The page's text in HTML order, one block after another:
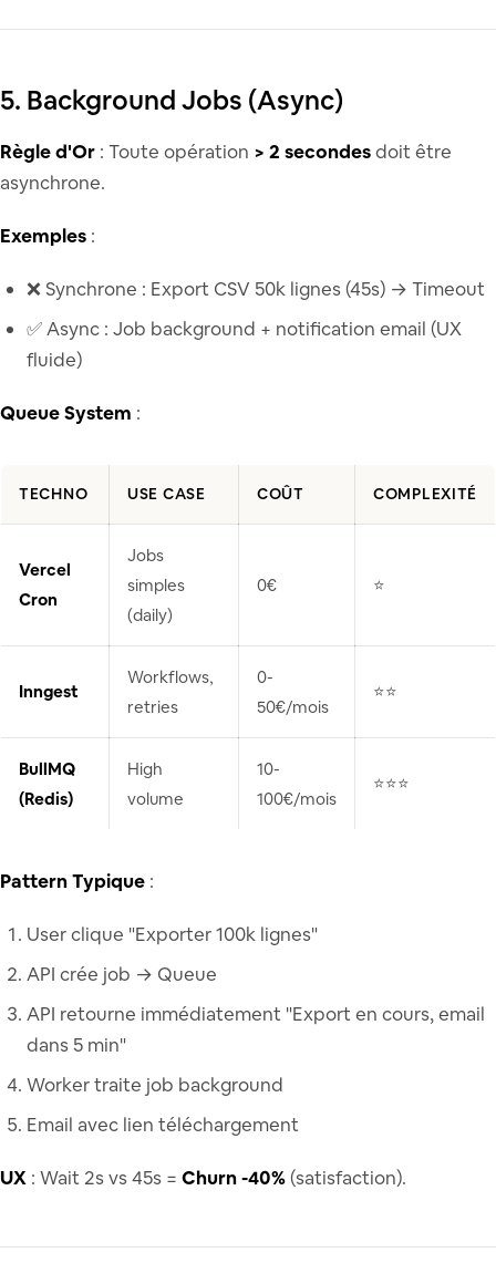
5. Background Jobs (Async)
Règle d'Or : Toute opération > 2 secondesdoit être
asynchrone.
Exemples :
❌ Synchrone : Export CSV 50k lignes (45s) → Timeout
✅ Async : Job background + notification email (UX
fluide)
Queue System :
TECHNO USE CASE COÛT COMPLEXITÉ
Vercel
Cron
Jobs
simples
(daily)
0€ ⭐
Inngest
Workflows,
retries
0-
50€/mois
⭐⭐
BullMQ
(Redis)
High
volume
10-
100€/mois
⭐⭐⭐
Pattern Typique :
User clique "Exporter 100k lignes"
API crée job → Queue
API retourne immédiatement "Export en cours, email
dans 5 min"
Worker traite job background
Email avec lien téléchargement
UX : Wait 2s vs 45s = Churn -40%(satisfaction).